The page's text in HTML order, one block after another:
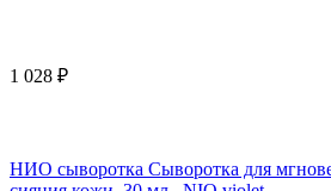
1 028 ₽
НИО сыворотка Сыворотка для